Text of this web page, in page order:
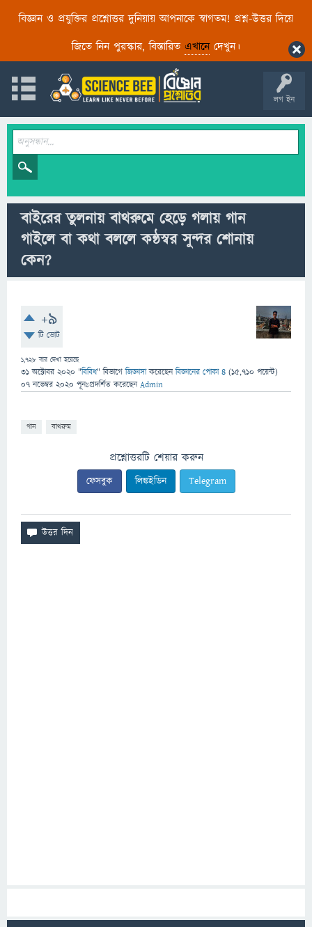
বিজ্ঞান ও প্রযুক্তির প্রশ্নোত্তর দুনিয়ায় আপনাকে স্বাগতম! প্রশ্ন-উত্তর দিয়ে
জিতে নিন পুরস্কার, বিস্তারিত এখানেদেখুন।
লগ ইন
বাইরের তুলনায় বাথরুমে হেড়ে গলায় গান
গাইলে বা কথা বললে কন্ঠস্বর সুন্দর শোনায়
কেন?
+9
টি ভোট
1,728 বার দেখা হয়েছে
31 অক্টোবর 2020 "বিবিধ" বিভাগে জিজ্ঞাসাকরেছেনবিজ্ঞানের পোকা ৪ (15,710 পয়েন্ট)
07 নভেম্বর 2020 পূনঃপ্রদর্শিত করেছেনAdmin
গান বাথরুম
প্রশ্নোত্তরটি শেয়ার করুন
ফেসবুক লিঙ্কইডিন Telegram